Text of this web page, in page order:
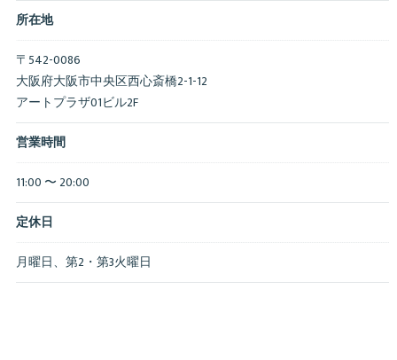
所在地
〒542-0086
大阪府大阪市中央区西心斎橋2-1-12
アートプラザ01ビル2F
営業時間
11:00 〜 20:00
定休日
月曜日、第2・第3火曜日